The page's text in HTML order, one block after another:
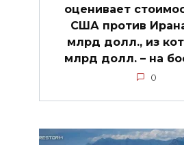
оценивает
США против
млрд долл., из
млрд долл. – на
0